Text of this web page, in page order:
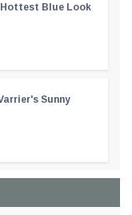
Blue Look
Sunny